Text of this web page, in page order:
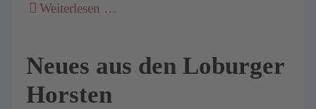
Weiterlesen …
Neues aus den Loburger
Horsten